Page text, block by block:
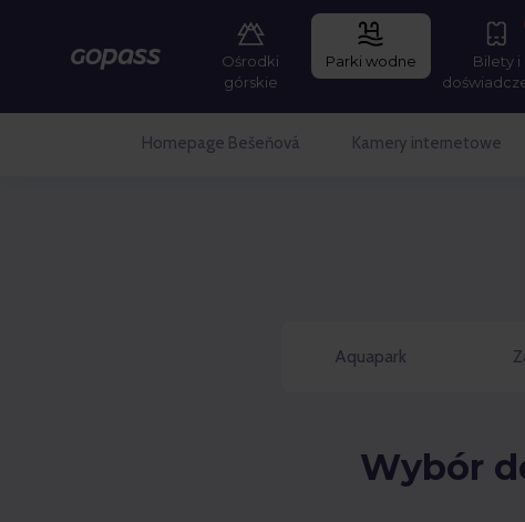
Gopass
Ośrodki
górskie
Parki wodne
Bilety i
Homepage Bešeňová Kamery internetowe
Aquapark
Wybór